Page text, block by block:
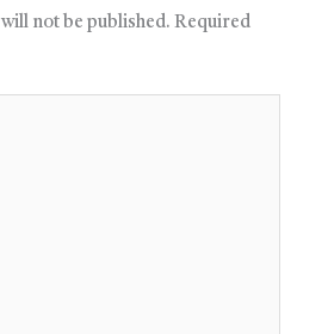
not be published. Required